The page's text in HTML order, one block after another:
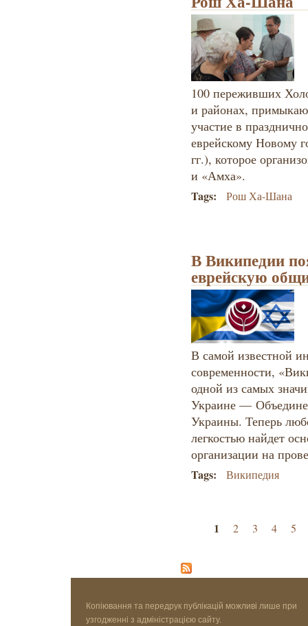
100 переживших
и районах,
участие в
еврейскому Новому
гг.), которое
и «Амха».
Tags: Рош Ха-Шана
В Википедии
еврейскую
В самой известной
современности,
одной из самых
Украине —
Украины. Теперь
легкостью найдет
организации на
Tags: Википедия
Страницы
1 2 3 4 5
Копіювання та передрук публікацій можливі лише при
узгодженні з адміністрацією сайту.